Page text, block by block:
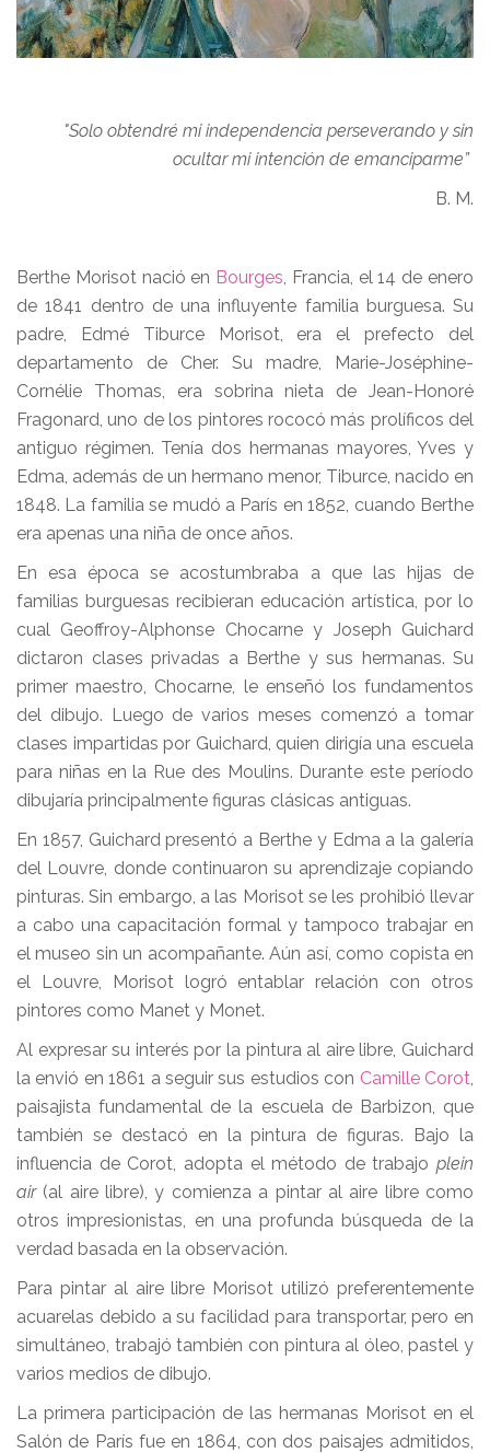
"Solo obtendré mi independencia perseverando y sin
ocultar mi intención de emanciparme”
B. M.
Berthe Morisot nació en Bourges, Francia, el 14 de enero
de 1841 dentro de una influyente familia burguesa. Su
padre, Edmé Tiburce Morisot, era el prefecto del
departamento de Cher. Su madre, Marie-Joséphine-
Cornélie Thomas, era sobrina nieta de Jean-Honoré
Fragonard, uno de los pintores rococó más prolíficos del
antiguo régimen. Tenía dos hermanas mayores, Yves y
Edma, además de un hermano menor, Tiburce, nacido en
1848. La familia se mudó a París en 1852, cuando Berthe
era apenas una niña de once años.
En esa época se acostumbraba a que las hijas de
familias burguesas recibieran educación artística, por lo
cual Geoffroy-Alphonse Chocarne y Joseph Guichard
dictaron clases privadas a Berthe y sus hermanas. Su
primer maestro, Chocarne, le enseñó los fundamentos
del dibujo. Luego de varios meses comenzó a tomar
clases impartidas por Guichard, quien dirigía una escuela
para niñas en la Rue des Moulins. Durante este período
dibujaría principalmente figuras clásicas antiguas.
En 1857, Guichard presentó a Berthe y Edma a la galería
del Louvre, donde continuaron su aprendizaje copiando
pinturas. Sin embargo, a las Morisot se les prohibió llevar
a cabo una capacitación formal y tampoco trabajar en
el museo sin un acompañante. Aún así, como copista en
el Louvre, Morisot logró entablar relación con otros
pintores como Manet y Monet.
Al expresar su interés por la pintura al aire libre, Guichard
la envió en 1861 a seguir sus estudios con Camille Corot,
paisajista fundamental de la escuela de Barbizon, que
también se destacó en la pintura de figuras. Bajo la
influencia de Corot, adopta el método de trabajo plein
air (al aire libre), y comienza a pintar al aire libre como
otros impresionistas, en una profunda búsqueda de la
verdad basada en la observación.
Para pintar al aire libre Morisot utilizó preferentemente
acuarelas debido a su facilidad para transportar, pero en
simultáneo, trabajó también con pintura al óleo, pastel y
varios medios de dibujo.
La primera participación de las hermanas Morisot en el
Salón de París fue en 1864, con dos paisajes admitidos,